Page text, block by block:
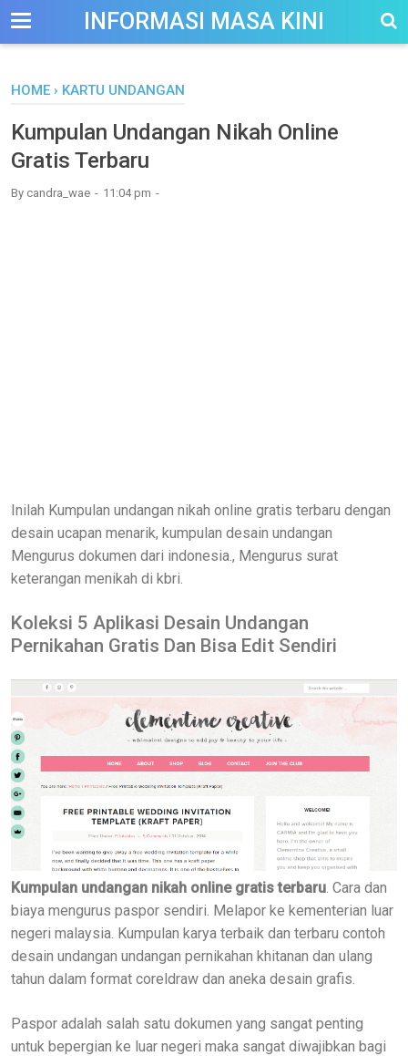
--> INFORMASI MASA KINI
HOME › KARTU UNDANGAN
Kumpulan Undangan Nikah Online
Gratis Terbaru
By candra_wae 11:04 pm
Inilah Kumpulan undangan nikah online gratis terbaru dengan
desain ucapan menarik, kumpulan desain undangan
Mengurus dokumen dari indonesia., Mengurus surat
keterangan menikah di kbri.
Koleksi 5 Aplikasi Desain Undangan
Pernikahan Gratis Dan Bisa Edit Sendiri
Kumpulan undangan nikah online gratis terbaru. Cara dan
biaya mengurus paspor sendiri. Melapor ke kementerian luar
negeri malaysia. Kumpulan karya terbaik dan terbaru contoh
desain undangan undangan pernikahan khitanan dan ulang
tahun dalam format coreldraw dan aneka desain grafis.
Paspor adalah salah satu dokumen yang sangat penting
untuk bepergian ke luar negeri maka sangat diwajibkan bagi